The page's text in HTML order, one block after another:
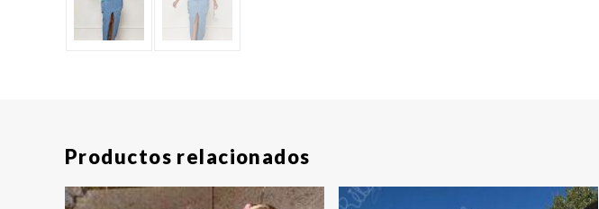
Productos relacionados